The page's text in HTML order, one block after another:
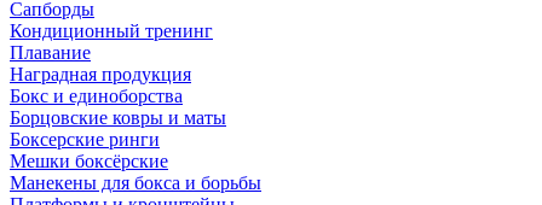
Сапборды
Кондиционный тренинг
Плавание
Наградная продукция
Бокс и единоборства
Борцовские ковры и маты
Боксерские ринги
Мешки боксёрские
Манекены для бокса и борьбы